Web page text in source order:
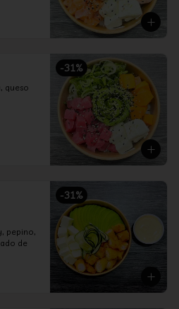
-31%
queso
-31%
pepino,
de